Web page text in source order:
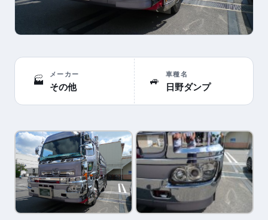
🏭
メーカー
その他
🚙
車種名
日野ダンプ